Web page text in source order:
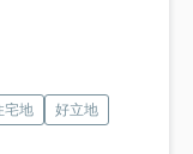
宅地
好立地